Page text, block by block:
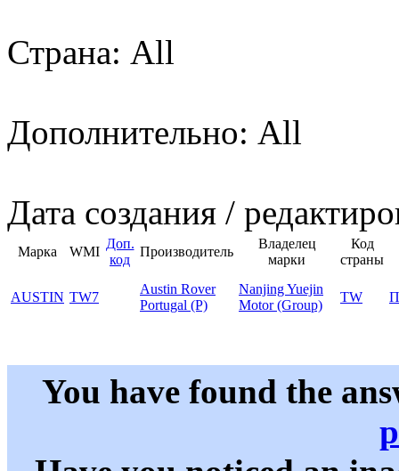
Страна: All
Дополнительно: All
Дата создания /
Марка WMI
Доп.
код
Производитель
Владелец
марки
Код
страны
AUSTIN TW7
Austin Rover
Portugal (P)
Nanjing Yuejin
Motor (Group)
TW
You have found the